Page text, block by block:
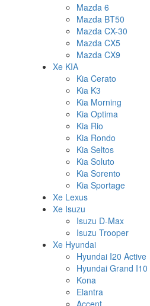
Mazda 6
Mazda BT50
Mazda CX-30
Mazda CX5
Mazda CX9
Xe KIA
Kia Cerato
Kia K3
Kia Morning
Kia Optima
Kia Rio
Kia Rondo
Kia Seltos
Kia Soluto
Kia Sorento
Kia Sportage
Xe Lexus
Xe Isuzu
Isuzu D-Max
Isuzu Trooper
Xe Hyundai
Hyundai I20 Active
Hyundai Grand I10
Kona
Elantra
Accent